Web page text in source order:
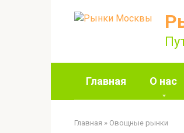
Главная О нас
Главная » Овощные рынки